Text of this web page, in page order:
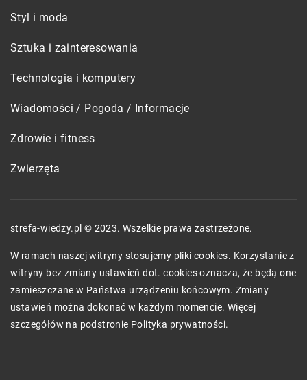
Styl i moda
Sztuka i zainteresowania
Technologia i komputery
Wiadomości / Pogoda / Informacje
Zdrowie i fitness
Zwierzęta
strefa-wiedzy.pl © 2023. Wszelkie prawa zastrzeżone.
W ramach naszej witryny stosujemy pliki cookies. Korzystanie z
witryny bez zmiany ustawień dot. cookies oznacza, że będą one
zamieszczane w Państwa urządzeniu końcowym. Zmiany
ustawień można dokonać w każdym momencie. Więcej
szczegółów na podstronie Polityka prywatności.